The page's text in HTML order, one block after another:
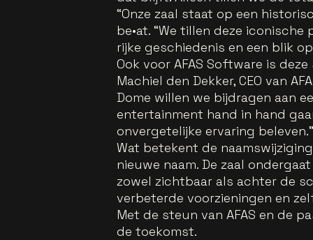
“Onze zaal staat op een
be•at. “We tillen deze
rijke geschiedenis en een blik
Ook voor AFAS Software is
Machiel den Dekker, CEO van
Dome willen we bijdragen aan
entertainment hand in hand
onvergetelijke ervaring beleven.”
Wat betekent de
nieuwe naam. De zaal
zowel zichtbaar als achter de
verbeterde voorzieningen en
Met de steun van AFAS en de
de toekomst.